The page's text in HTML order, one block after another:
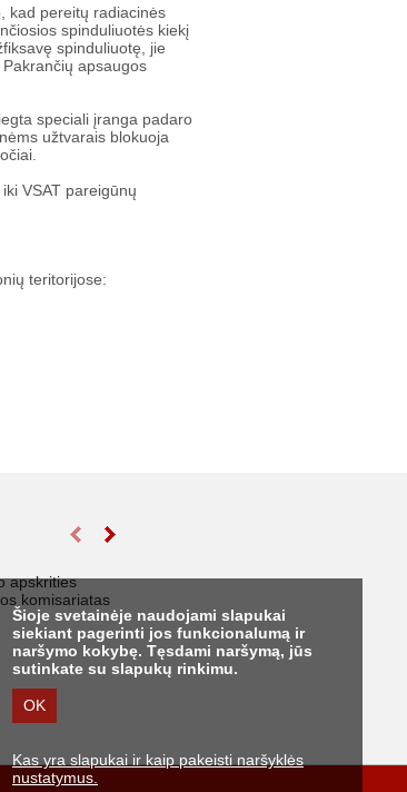
Šioje svetainėje naudojami slapukai
siekiant pagerinti jos funkcionalumą ir
naršymo kokybę. Tęsdami naršymą, jūs
sutinkate su slapukų rinkimu.
OK
Kas yra slapukai ir kaip pakeisti naršyklės
nustatymus.
kad pereitų radiacinės
spinduliuotės kiekį
spinduliuotę, jie
apsaugos
speciali įranga padaro
užtvarais blokuoja
VSAT pareigūnų
teritorijose:
apskrities
komisariatas
56 vidutinio
įrengimas
reikšmės